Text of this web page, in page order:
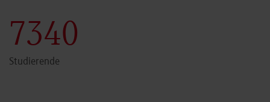
7341
Studierende